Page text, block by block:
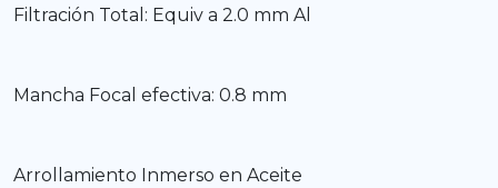
Filtración Total: Equiv a 2.0 mm Al
Mancha Focal efectiva: 0.8 mm
Arrollamiento Inmerso en Aceite